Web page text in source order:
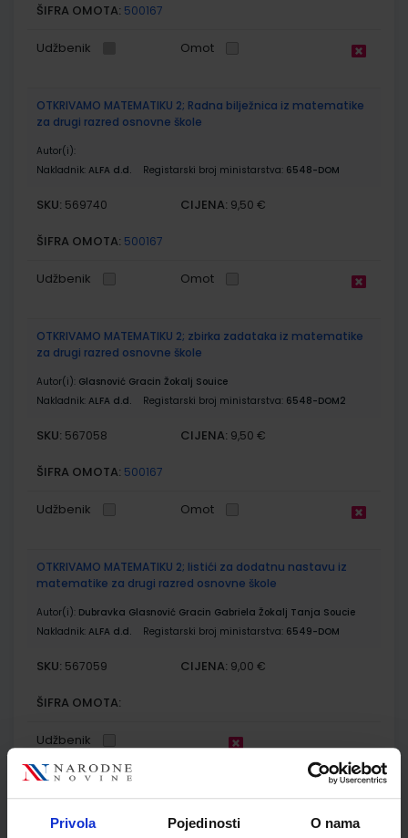
Privola Pojedinosti O nama
ŠIFRA OMOTA: 500167
Udžbenik Omot
OTKRIVAMO MATEMATIKU 2; Radna bilježnica iz matematike
za drugi razred osnovne škole
Autor(i):
Nakladnik: ALFA d.d. Registarski broj ministarstva: 6548-DOM
SKU: 569740 CIJENA: 9,50 €
ŠIFRA OMOTA: 500167
Udžbenik Omot
OTKRIVAMO MATEMATIKU 2; zbirka zadataka iz matematike
za drugi razred osnovne škole
Autor(i): Glasnović Gracin Žokalj Souice
Nakladnik: ALFA d.d. Registarski broj ministarstva: 6548-DOM2
SKU: 567058 CIJENA: 9,50 €
ŠIFRA OMOTA: 500167
Udžbenik Omot
OTKRIVAMO MATEMATIKU 2; listići za dodatnu nastavu iz
matematike za drugi razred osnovne škole
Autor(i): Dubravka Glasnović Gracin Gabriela Žokalj Tanja Soucie
Nakladnik: ALFA d.d. Registarski broj ministarstva: 6549-DOM
SKU: 567059 CIJENA: 9,00 €
ŠIFRA OMOTA:
Udžbenik
OTKRIVAMO MATEMATIKU 2; listići za integriranu nastavu iz